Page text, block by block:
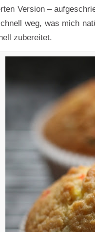
Version –
weg, was mich
zubereitet.